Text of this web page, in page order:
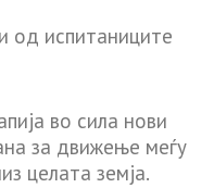
од испитаниците
во сила нови
за движење меѓу
целата земја.